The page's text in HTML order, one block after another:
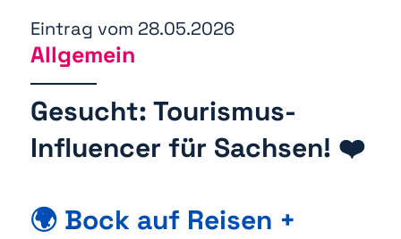
Eintrag vom 28.05.2026
Allgemein
Gesucht: Tourismus-
Influencer für Sachsen! ❤️
🌍 Bock auf Reisen +